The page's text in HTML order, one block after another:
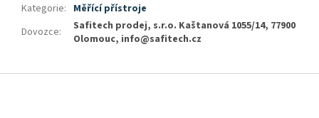
Kategorie: Měřící přístroje
Dovozce:
Safitech prodej, s.r.o. Kaštanová 1055/14, 77900
Olomouc, info@safitech.cz